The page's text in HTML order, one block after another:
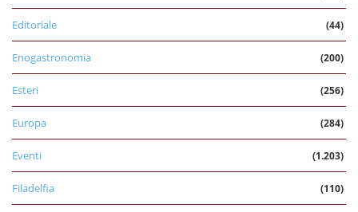
Editoriale (44)
Enogastronomia (200)
Esteri (256)
Europa (284)
Eventi (1.203)
Filadelfia (110)